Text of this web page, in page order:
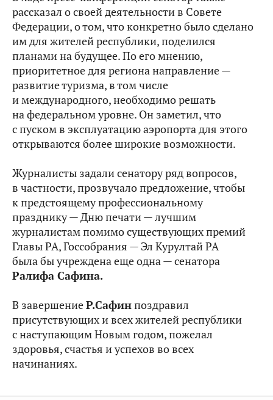
рассказал о своей деятельности в Совете
Федерации, о том, что конкретно было сделано
им для жителей республики, поделился
планами на будущее. По его мнению,
приоритетное для региона направление —
развитие туризма, в том числе
и международного, необходимо решать
на федеральном уровне. Он заметил, что
с пуском в эксплуатацию аэропорта для этого
открываются более широкие возможности.
Журналисты задали сенатору ряд вопросов,
в частности, прозвучало предложение, чтобы
к предстоящему профессиональному
празднику — Дню печати — лучшим
журналистам помимо существующих премий
Главы РА, Госсобрания — Эл Курултай РА
была бы учреждена еще одна — сенатора
Ралифа Сафина.
В завершениеР.Сафинпоздравил
присутствующих и всех жителей республики
с наступающим Новым годом, пожелал
здоровья, счастья и успехов во всех
начинаниях.